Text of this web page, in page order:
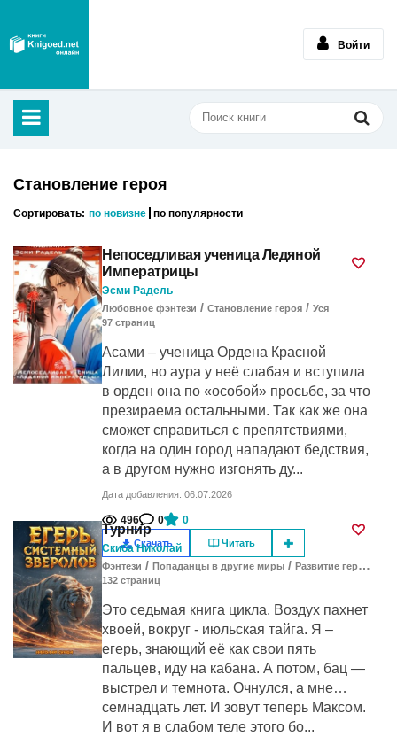
Войти
Становление героя
Сортировать: по новизне по популярности
Непоседливая ученица Ледяной
Императрицы
Эсми Радель
Любовное фэнтези / Становление героя / Уся
97 cтраниц
Асами – ученица Ордена Красной
Лилии, но аура у неё слабая и вступила
в орден она по «особой» просьбе, за что
презираема остальными. Так как же она
сможет справиться с препятствиями,
когда на один город нападают бедствия,
а в другом нужно изгонять ду...
Дата добавления: 06.07.2026
496 0 0
Скачать Читать
Турнир
Скиба Николай
Фэнтези / Попаданцы в другие миры / Развитие героя
132 cтраниц
Это седьмая книга цикла. Воздух пахнет
хвоей, вокруг - июльская тайга. Я –
егерь, знающий её как свои пять
пальцев, иду на кабана. А потом, бац —
выстрел и темнота. Очнулся, а мне…
семнадцать лет. И зовут теперь Максом.
И вот я в слабом теле этого бо...